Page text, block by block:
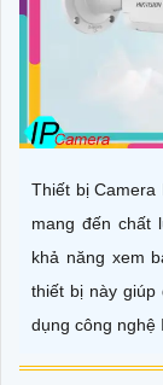
Thiết bị Camera
mang đến chất
khả năng xem
thiết bị này giúp
dụng công nghệ